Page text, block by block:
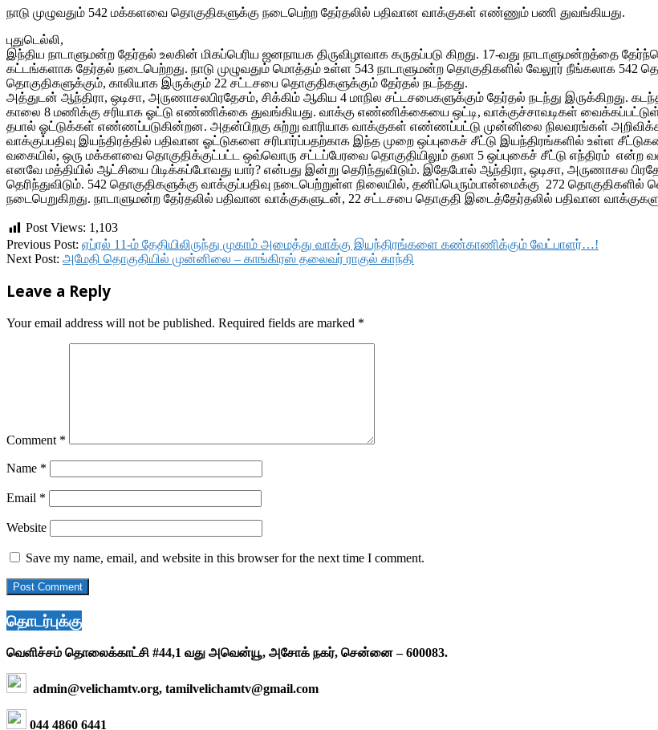
நாடு முழுவதும் 542 மக்களவை தொகுதிகளுக்கு நடைபெற்ற தேர்தலில் பதிவான வாக்குகள் எண்ணும் பணி துவங்கியது.
புதுடெல்லி,
இந்திய நாடாளுமன்ற தேர்தல் உலகின் மிகப்பெரிய ஜனநாயக திருவிழாவாக கருதப்படு கிறது. 17-வது நாடாளுமன்றத்தை
கட்டங்களாக தேர்தல் நடைபெற்றது. நாடு முழுவதும் மொத்தம் உள்ள 543 நாடாளுமன்ற தொகுதிகளில் வேலூர் நீங்கலாக 542
தொகுதிகளுக்கும், காலியாக இருக்கும் 22 சட்டசபை தொகுதிகளுக்கும் தேர்தல் நடந்தது.
அத்துடன் ஆந்திரா, ஒடிசா, அருணாசலபிரதேசம், சிக்கிம் ஆகிய 4 மாநில சட்டசபைகளுக்கும் தேர்தல் நடந்து இருக்கிறது.
காலை 8 மணிக்கு சரியாக ஓட்டு எண்ணிக்கை துவங்கியது. வாக்கு எண்ணிக்கையை ஒட்டி, வாக்குச்சாவடிகள்
தபால் ஓட்டுக்கள் எண்ணப்படுகின்றன. அதன்பிறகு சுற்று வாரியாக வாக்குகள் எண்ணப்பட்டு முன்னிலை நிலவரங்கள்
வாக்குப்பதிவு இயந்திரத்தில் பதிவான ஓட்டுகளை சரிபார்ப்பதற்காக இந்த முறை ஒப்புகைச் சீட்டு இயந்திரங்களில் உள்ள
வகையில், ஒரு மக்களவை தொகுதிக்குட்பட்ட ஒவ்வொரு சட்டப்பேரவை தொகுதியிலும் தலா 5 ஒப்புகைச் சீட்டு எந்திரம் என்ற
எனவே மத்தியில் ஆட்சியை பிடிக்கப்போவது யார்? என்பது இன்று தெரிந்துவிடும். இதேபோல் ஆந்திரா, ஒடிசா, அருணாசல
தெரிந்துவிடும். 542 தொகுதிகளுக்கு வாக்குப்பதிவு நடைபெற்றுள்ள நிலையில், தனிப்பெரும்பான்மைக்கு 272
நடைபெறுகிறது. நாடாளுமன்ற தேர்தலில் பதிவான வாக்குகளுடன், 22 சட்டசபை தொகுதி இடைத்தேர்தலில் பதிவான
Post Views: 1,103
2019-
05-
Previous Post: ஏப்ரல் 11-ம் தேதியிலிருந்து முகாம் அமைத்து வாக்கு இயந்திரங்களை கண்காணிக்கும் வேட்பாளர்…!
Next Post: அமேதி தொகுதியில் முன்னிலை – காங்கிரஸ் தலைவர் ராகுல் காந்தி
Leave a Reply
Your email address will not be published. Required fields are marked *
Comment *
Name *
Email *
Website
Save my name, email, and website in this browser for the next time I comment.
தொடர்புக்கு
வெளிச்சம் தொலைக்காட்சி #44,1 வது அவென்யூ, அசோக் நகர், சென்னை – 600083.
admin@velichamtv.org, tamilvelichamtv@gmail.com
044 4860 6441